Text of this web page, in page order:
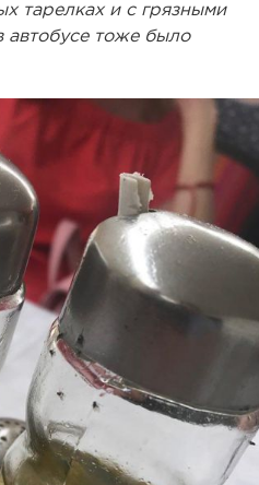
тарелках и с грязными
автобусе тоже было